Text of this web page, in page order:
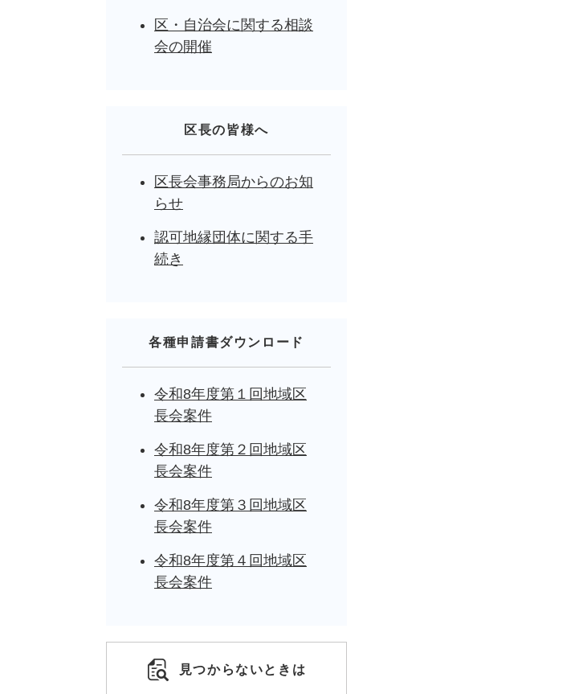
区・自治会に関する相談
会の開催
区長の皆様へ
区長会事務局からのお知
らせ
認可地縁団体に関する手
続き
各種申請書ダウンロード
令和8年度第１回地域区
長会案件
令和8年度第２回地域区
長会案件
令和8年度第３回地域区
長会案件
令和8年度第４回地域区
長会案件
見つからないときは